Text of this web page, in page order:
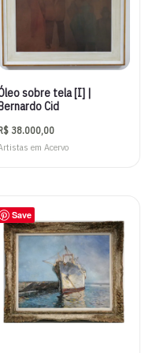
sobre tela [I] |
Cid
38.000,00
em Acervo
Save